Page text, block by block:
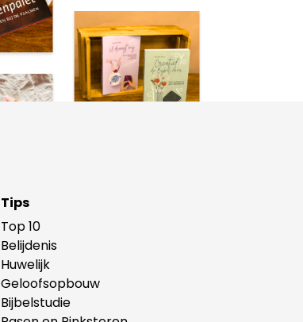
Tips
Top 10
Belijdenis
Huwelijk
Geloofsopbouw
Bijbelstudie